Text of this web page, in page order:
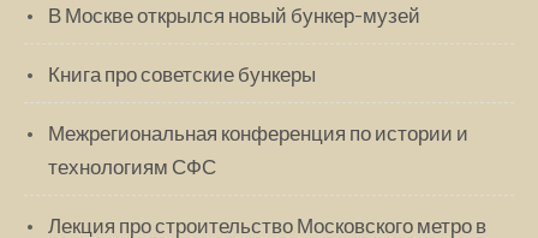
В Москве открылся новый бункер-музей
Книга про советские бункеры
Межрегиональная конференция по истории и
технологиям СФС
Лекция про строительство Московского метро в